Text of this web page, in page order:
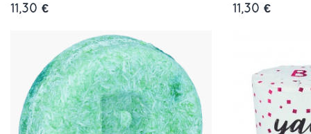
11,30 €
11,30 €